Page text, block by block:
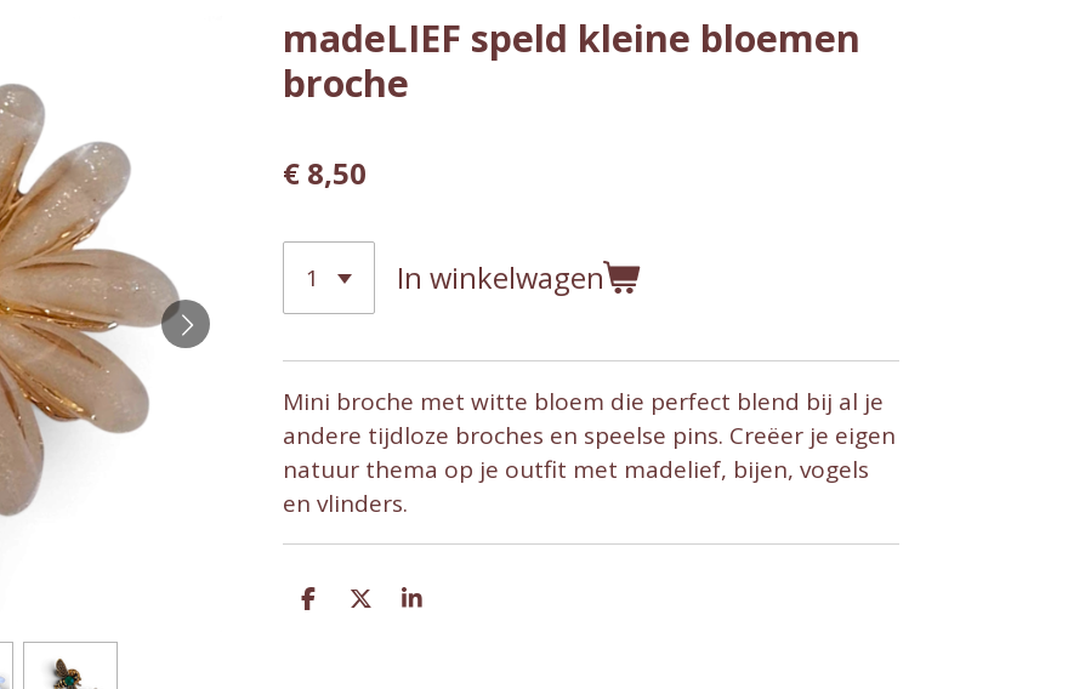
madeLIEF speld kleine bloemen
broche
€ 8,50
In winkelwagen
Mini broche met witte bloem die perfect blend bij al je
andere tijdloze broches en speelse pins. Creëer je eigen
natuur thema op je outfit met madelief, bijen, vogels
en vlinders.
D
D
S